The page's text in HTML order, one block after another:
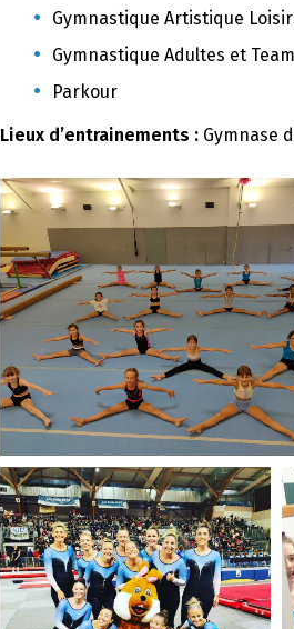
Gymnastique Artistique
Gymnastique Adultes et
Parkour
Lieux d’entrainements : Gymnase